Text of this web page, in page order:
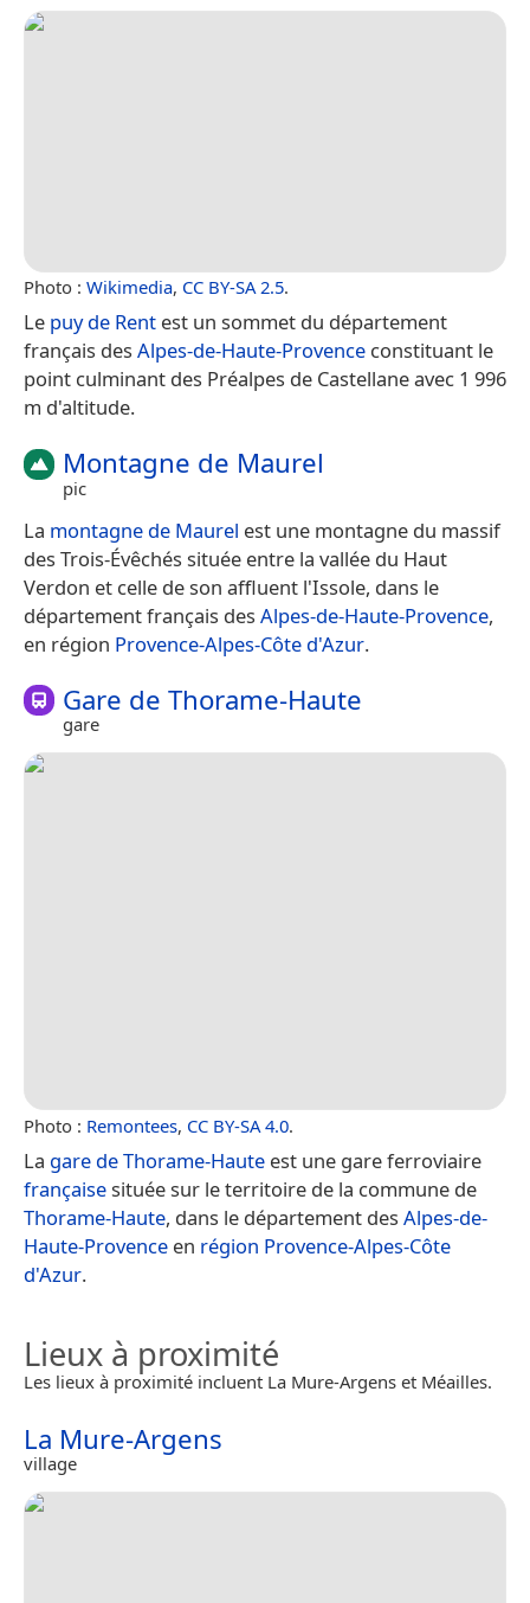
Photo : Wikimedia, CC BY-SA 2.5.
Le puy de Rent est un sommet du département
français des Alpes-de-Haute-Provence constituant le
point culminant des Préalpes de Castellane avec 1 996
m d'altitude.
Montagne de Maurel
pic
La montagne de Maurel est une montagne du massif
des Trois-Évêchés située entre la vallée du Haut
Verdon et celle de son affluent l'Issole, dans le
département français des Alpes-de-Haute-Provence,
en région Provence-Alpes-Côte d'Azur.
Gare de Thorame-Haute
gare
Photo : Remontees, CC BY-SA 4.0.
La gare de Thorame-Haute est une gare ferroviaire
françaisesituée sur le territoire de la commune de
Thorame-Haute, dans le département des Alpes-de-
Haute-Provence en région Provence-Alpes-Côte
d'Azur.
Lieux à proximité
Les lieux à proximité incluent La Mure-Argens et Méailles.
La Mure-Argens
village